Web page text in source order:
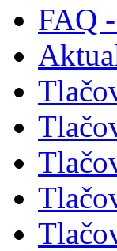
FAQ